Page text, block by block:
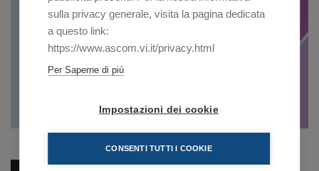
sulla privacy generale, visita la pagina dedicata
a questo link:
https://www.ascom.vi.it/privacy.html
Per Saperne di più
Impostazioni dei cookie
CONSENTI TUTTI I COOKIE